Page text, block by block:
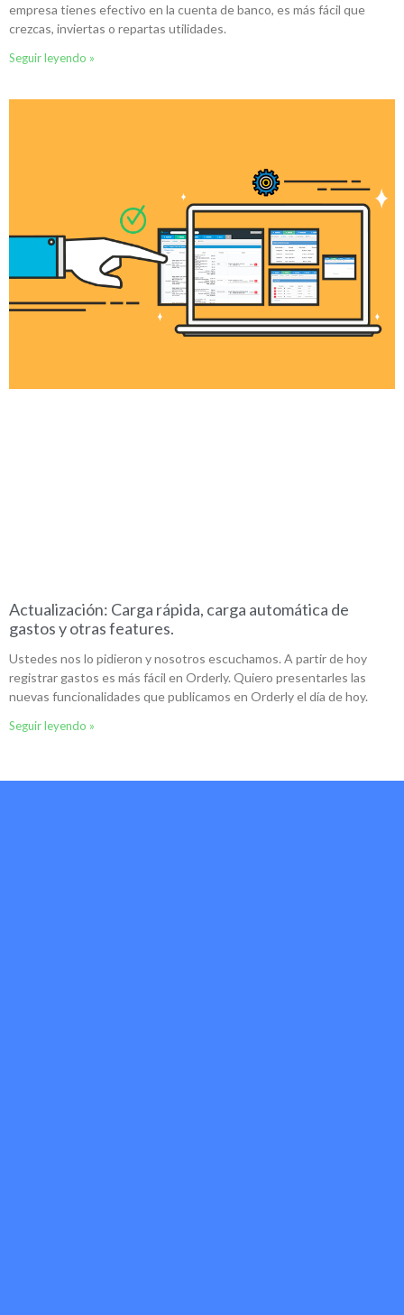
empresa tienes efectivo en la cuenta de banco, es más fácil que
crezcas, inviertas o repartas utilidades.
Seguir leyendo »
Actualización: Carga rápida, carga automática de
gastos y otras features.
Ustedes nos lo pidieron y nosotros escuchamos. A partir de hoy
registrar gastos es más fácil en Orderly. Quiero presentarles las
nuevas funcionalidades que publicamos en Orderly el día de hoy.
Seguir leyendo »